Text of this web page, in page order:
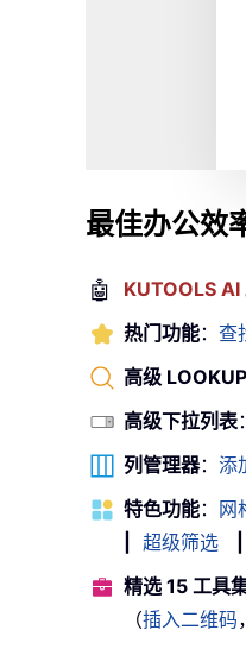
最佳办公效
🤖 KUTOOLS AI
热门功能： 查
高级 LOOKUP
高级下拉列表：
列管理器： 添
特色功能： 网
超级筛选
精选 15 工具
（插入二维码，